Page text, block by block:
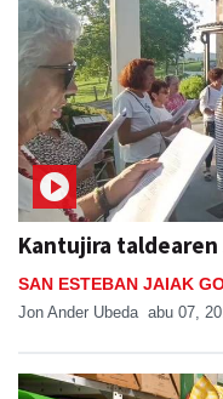
Kantujira
SAN ESTEBAN JAIAK
Jon Ander Ubeda abu 07,